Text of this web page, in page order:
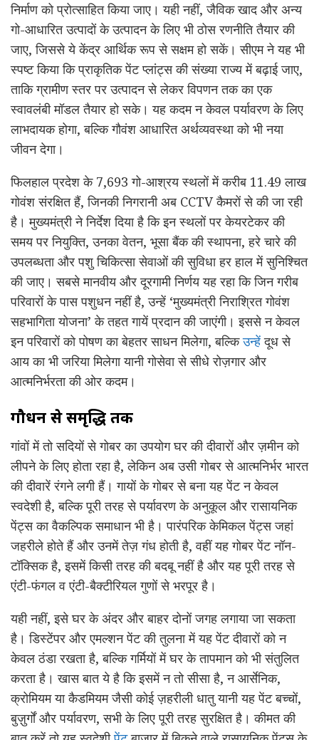
निर्माण को प्रोत्साहित किया जाए। यही नहीं, जैविक खाद और अन्य
गो-आधारित उत्पादों के उत्पादन के लिए भी ठोस रणनीति तैयार की
जाए, जिससे ये केंद्र आर्थिक रूप से सक्षम हो सकें। सीएम ने यह भी
स्पष्ट किया कि प्राकृतिक पेंट प्लांट्स की संख्या राज्य में बढ़ाई जाए,
ताकि ग्रामीण स्तर पर उत्पादन से लेकर विपणन तक का एक
स्वावलंबी मॉडल तैयार हो सके। यह कदम न केवल पर्यावरण के लिए
लाभदायक होगा, बल्कि गौवंश आधारित अर्थव्यवस्था को भी नया
जीवन देगा।
फिलहाल प्रदेश के 7,693 गो-आश्रय स्थलों में करीब 11.49 लाख
गोवंश संरक्षित हैं, जिनकी निगरानी अब CCTV कैमरों से की जा रही
है। मुख्यमंत्री ने निर्देश दिया है कि इन स्थलों पर केयरटेकर की
समय पर नियुक्ति, उनका वेतन, भूसा बैंक की स्थापना, हरे चारे की
उपलब्धता और पशु चिकित्सा सेवाओं की सुविधा हर हाल में सुनिश्चित
की जाए। सबसे मानवीय और दूरगामी निर्णय यह रहा कि जिन गरीब
परिवारों के पास पशुधन नहीं है, उन्हें ‘मुख्यमंत्री निराश्रित गोवंश
सहभागिता योजना’ के तहत गायें प्रदान की जाएंगी। इससे न केवल
इन परिवारों को पोषण का बेहतर साधन मिलेगा, बल्किउन्हेंदूध से
आय का भी जरिया मिलेगा यानी गोसेवा से सीधे रोज़गार और
आत्मनिर्भरता की ओर कदम।
गौधन से समृद्धि तक
गांवों में तो सदियों से गोबर का उपयोग घर की दीवारों और ज़मीन को
लीपने के लिए होता रहा है, लेकिन अब उसी गोबर से आत्मनिर्भर भारत
की दीवारें रंगने लगी हैं। गायों के गोबर से बना यह पेंट न केवल
स्वदेशी है, बल्कि पूरी तरह से पर्यावरण के अनुकूल और रासायनिक
पेंट्स का वैकल्पिक समाधान भी है। पारंपरिक केमिकल पेंट्स जहां
जहरीले होते हैं और उनमें तेज़ गंध होती है, वहीं यह गोबर पेंट नॉन-
टॉक्सिक है, इसमें किसी तरह की बदबू नहीं है और यह पूरी तरह से
एंटी-फंगल व एंटी-बैक्टीरियल गुणों से भरपूर है।
यही नहीं, इसे घर के अंदर और बाहर दोनों जगह लगाया जा सकता
है। डिस्टेंपर और एमल्शन पेंट की तुलना में यह पेंट दीवारों को न
केवल ठंडा रखता है, बल्कि गर्मियों में घर के तापमान को भी संतुलित
करता है। खास बात ये है कि इसमें न तो सीसा है, न आर्सेनिक,
क्रोमियम या कैडमियम जैसी कोई ज़हरीली धातु यानी यह पेंट बच्चों,
बुज़ुर्गों और पर्यावरण, सभी के लिए पूरी तरह सुरक्षित है। कीमत की